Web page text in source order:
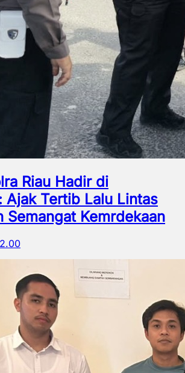
Riau Hadir di
Ajak Tertib Lalu Lintas
Semangat Kemrdekaan